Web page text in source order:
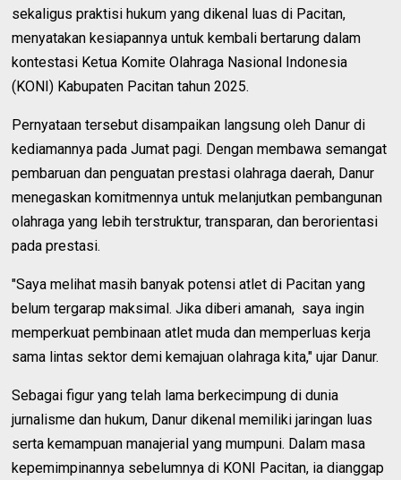
sekaligus praktisi hukum yang dikenal luas di Pacitan,
menyatakan kesiapannya untuk kembali bertarung dalam
kontestasi Ketua Komite Olahraga Nasional Indonesia
(KONI) Kabupaten Pacitan tahun 2025.
Pernyataan tersebut disampaikan langsung oleh Danur di
kediamannya pada Jumat pagi. Dengan membawa semangat
pembaruan dan penguatan prestasi olahraga daerah, Danur
menegaskan komitmennya untuk melanjutkan pembangunan
olahraga yang lebih terstruktur, transparan, dan berorientasi
pada prestasi.
"Saya melihat masih banyak potensi atlet di Pacitan yang
belum tergarap maksimal. Jika diberi amanah, saya ingin
memperkuat pembinaan atlet muda dan memperluas kerja
sama lintas sektor demi kemajuan olahraga kita," ujar Danur.
Sebagai figur yang telah lama berkecimpung di dunia
jurnalisme dan hukum, Danur dikenal memiliki jaringan luas
serta kemampuan manajerial yang mumpuni. Dalam masa
kepemimpinannya sebelumnya di KONI Pacitan, ia dianggap